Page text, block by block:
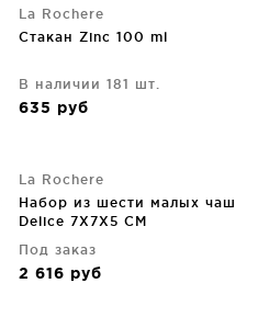
La Rochere
Стакан Zinc 100 ml
В наличии 181 шт.
635 руб
La Rochere
Набор из шести малых чаш
Delice 7X7X5 CM
Под заказ
2 616 руб